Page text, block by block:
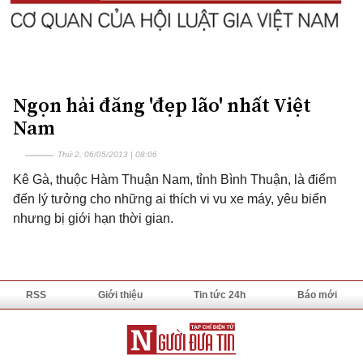
Ngọn hải đăng 'đẹp lão' nhất Việt
Nam
Thứ 2, 06/05/2013 | 08:06
Kê Gà, thuộc Hàm Thuận Nam, tỉnh Bình Thuận, là điểm
đến lý tưởng cho những ai thích vi vu xe máy, yêu biển
nhưng bị giới hạn thời gian.
RSS Giới thiệu Tin tức 24h Báo mới